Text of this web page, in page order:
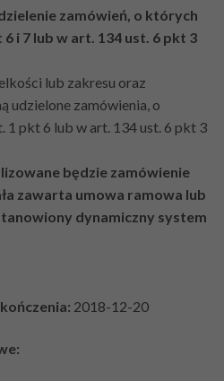
zamówień, o których
i 7 lub w art. 134 ust. 6 pkt 3
lub zakresu oraz
udzielone zamówienia, o
1 pkt 6 lub w art. 134 ust. 6 pkt 3
będzie zamówienie
zawarta umowa ramowa lub
dynamiczny system
2018-12-20